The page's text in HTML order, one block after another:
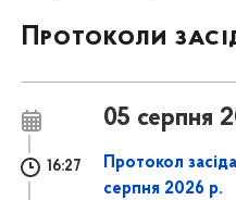
Протоколи
05 серпня
16:27
Протокол
серпня 2026 р.